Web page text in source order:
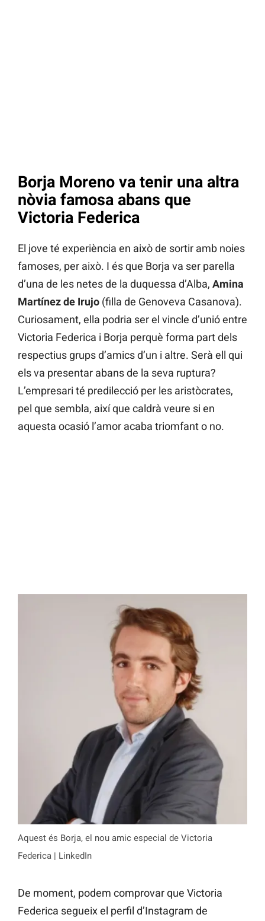
Borja Moreno va tenir una altra
nòvia famosa abans que
Victoria Federica
El jove té experiència en això de sortir amb noies
famoses, per això. I és que Borja va ser parella
d’una de les netes de la duquessa d’Alba, Amina
Martínez de Irujo (filla de Genoveva Casanova).
Curiosament, ella podria ser el vincle d’unió entre
Victoria Federica i Borja perquè forma part dels
respectius grups d’amics d’un i altre. Serà ell qui
els va presentar abans de la seva ruptura?
L’empresari té predilecció per les aristòcrates,
pel que sembla, així que caldrà veure si en
aquesta ocasió l’amor acaba triomfant o no.
Aquest és Borja, el nou amic especial de Victoria
Federica | LinkedIn
De moment, podem comprovar que Victoria
Federica segueix el perfil d’Instagram de